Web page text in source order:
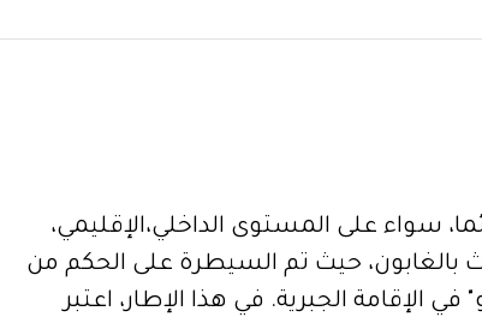
سواء على المستوى الداخلي،الإقليمي،
بالغابون، حيث تم السيطرة على الحكم من
الجبرية. في هذا الإطار، اعتبر